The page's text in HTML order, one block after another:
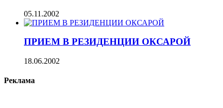
05.11.2002
ПРИЕМ В РЕЗИДЕНЦИИ ОКСАРОЙ
18.06.2002
Реклама